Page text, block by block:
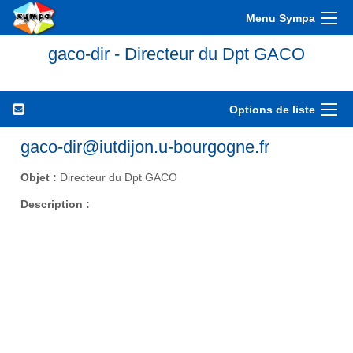
Menu Sympa
gaco-dir - Directeur du Dpt GACO
Options de liste
gaco-dir@iutdijon.u-bourgogne.fr
Objet : Directeur du Dpt GACO
Description :